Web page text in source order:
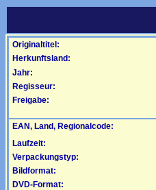
Originaltitel:
Herkunftsland:
Jahr:
Regisseur:
Freigabe:
EAN, Land, Regionalcode:
Laufzeit:
Verpackungstyp:
Bildformat:
DVD-Format: